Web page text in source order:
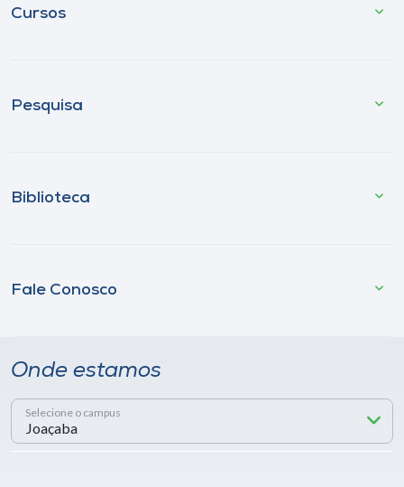
Cursos
Pesquisa
Biblioteca
Fale Conosco
Onde estamos
Selecione o campus